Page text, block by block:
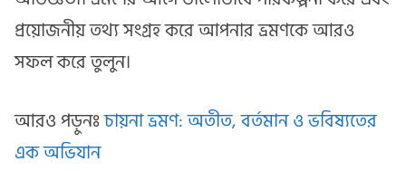
প্রয়োজনীয় তথ্য সংগ্রহ করে আপনার ভ্রমণকে আরও
সফল করে তুলুন।
আরও পড়ুনঃচায়না ভ্রমণ: অতীত, বর্তমান ও ভবিষ্যতের
এক অভিযান